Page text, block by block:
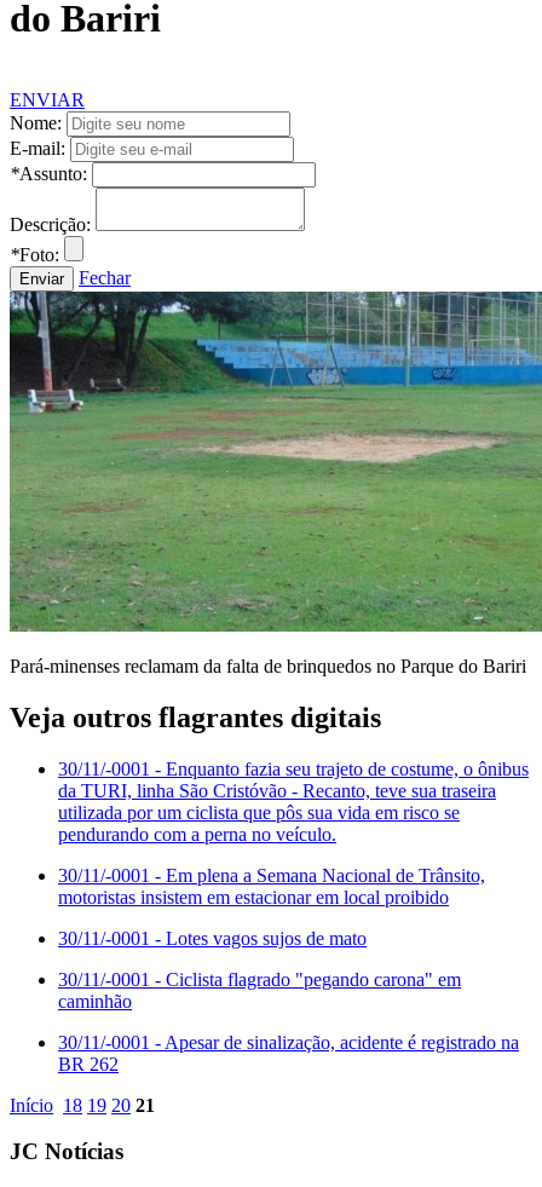
do Bariri
ENVIAR
Nome:
E-mail:
*Assunto:
Descrição:
*Foto:
Fechar
Pará-minenses reclamam da falta de brinquedos no Parque do Bariri
Veja outros flagrantes digitais
30/11/-0001 - Enquanto fazia seu trajeto de costume, o ônibus
da TURI, linha São Cristóvão - Recanto, teve sua traseira
utilizada por um ciclista que pôs sua vida em risco se
pendurando com a perna no veículo.
30/11/-0001 - Em plena a Semana Nacional de Trânsito,
motoristas insistem em estacionar em local proibido
30/11/-0001 - Lotes vagos sujos de mato
30/11/-0001 - Ciclista flagrado "pegando carona" em
caminhão
30/11/-0001 - Apesar de sinalização, acidente é registrado na
BR 262
Início 18 19 20 21
JC Notícias